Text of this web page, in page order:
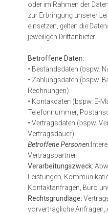
oder im Rahmen der
zur Erbringung unserer
einsetzen, gelten die
jeweiligen Drittanbieter.
Betroffene Daten:
• Bestandsdaten (bspw.
• Zahlungsdaten (bspw.
Rechnungen)
• Kontakdaten (bspw. E-
Telefonnummer,
• Vertragsdaten (bspw.
Vertragsdauer)
Betroffene Personen:
Vertragspartner
Verarbeitungszweck:
Leistungen,
Kontaktanfragen, Büro
Rechtsgrundlage:
vorvertragliche Anfragen,